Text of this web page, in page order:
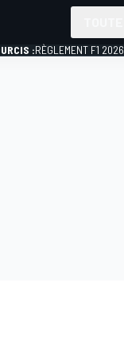
:RÈGLEMENT F1 2026